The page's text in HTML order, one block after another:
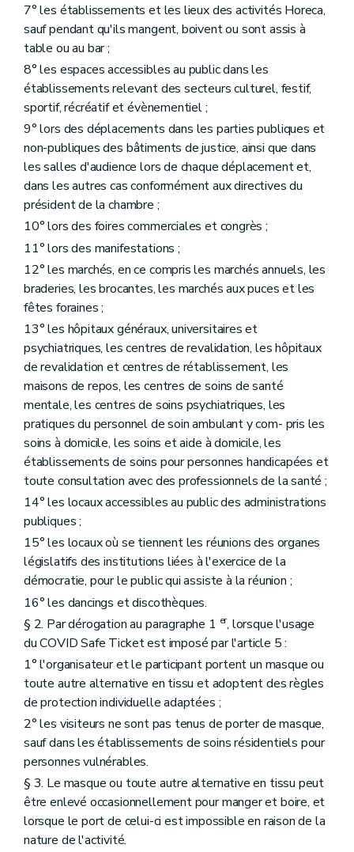
7° les établissements et les lieux des activités Horeca,
sauf pendant qu'ils mangent, boivent ou sont assis à
table ou au bar ;
8° les espaces accessibles au public dans les
établissements relevant des secteurs culturel, festif,
sportif, récréatif et évènementiel ;
9° lors des déplacements dans les parties publiques et
non-publiques des bâtiments de justice, ainsi que dans
les salles d'audience lors de chaque déplacement et,
dans les autres cas conformément aux directives du
président de la chambre ;
10° lors des foires commerciales et congrès ;
11° lors des manifestations ;
12° les marchés, en ce compris les marchés annuels, les
braderies, les brocantes, les marchés aux puces et les
fêtes foraines ;
13° les hôpitaux généraux, universitaires et
psychiatriques, les centres de revalidation, les hôpitaux
de revalidation et centres de rétablissement, les
maisons de repos, les centres de soins de santé
mentale, les centres de soins psychiatriques, les
pratiques du personnel de soin ambulant y com- pris les
soins à domicile, les soins et aide à domicile, les
établissements de soins pour personnes handicapées et
toute consultation avec des professionnels de la santé ;
14° les locaux accessibles au public des administrations
publiques ;
15° les locaux où se tiennent les réunions des organes
législatifs des institutions liées à l'exercice de la
démocratie, pour le public qui assiste à la réunion ;
16° les dancings et discothèques.
§ 2. Par dérogation au paragraphe 1 er, lorsque l'usage
du COVID Safe Ticket est imposé par l'article 5 :
1° l'organisateur et le participant portent un masque ou
toute autre alternative en tissu et adoptent des règles
de protection individuelle adaptées ;
2° les visiteurs ne sont pas tenus de porter de masque,
sauf dans les établissements de soins résidentiels pour
personnes vulnérables.
§ 3. Le masque ou toute autre alternative en tissu peut
être enlevé occasionnellement pour manger et boire, et
lorsque le port de celui-ci est impossible en raison de la
nature de l'activité.